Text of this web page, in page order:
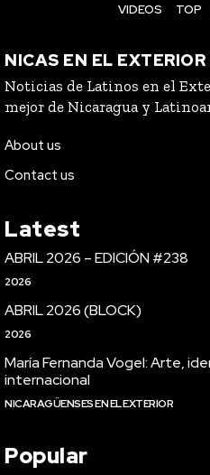
VIDEOS
TOP
NICAS EN EL EXTERIOR
Noticias de Latinos en el
mejor de Nicaragua y
About us
Contact us
Latest
ABRIL 2026 – EDICIÓN #238
2026
ABRIL 2026 (BLOCK)
2026
María Fernanda Vogel: Arte,
internacional
NICARAGÜENSES EN EL EXTERIOR
Popular